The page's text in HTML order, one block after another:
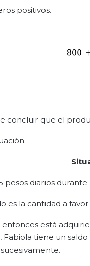
positivos.
concluir que el
pesos diarios
es la cantidad a
entonces está
tiene un